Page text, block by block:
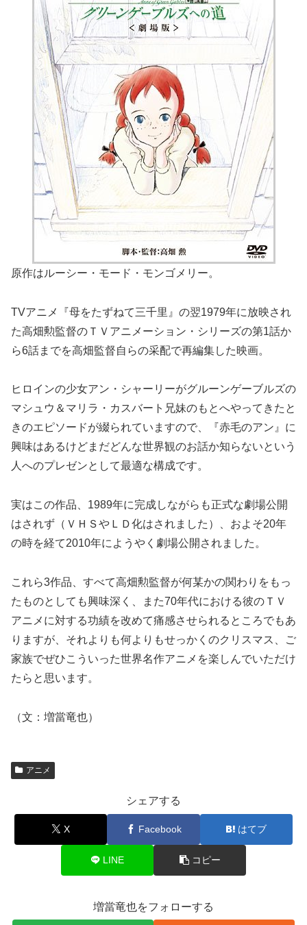
原作はルーシー・モード・モンゴメリー。
TVアニメ『母をたずねて三千里』の翌1979年に放映され
た高畑勲監督のＴＶアニメーション・シリーズの第1話か
ら6話までを高畑監督自らの采配で再編集した映画。
ヒロインの少女アン・シャーリーがグルーンゲーブルズの
マシュウ＆マリラ・カスバート兄妹のもとへやってきたと
きのエピソードが綴られていますので、『赤毛のアン』に
興味はあるけどまだどんな世界観のお話か知らないという
人へのプレゼンとして最適な構成です。
実はこの作品、1989年に完成しながらも正式な劇場公開
はされず（ＶＨＳやＬＤ化はされました）、およそ20年
の時を経て2010年にようやく劇場公開されました。
これら3作品、すべて高畑勲監督が何某かの関わりをもっ
たものとしても興味深く、また70年代における彼のＴＶ
アニメに対する功績を改めて痛感させられるところでもあ
りますが、それよりも何よりもせっかくのクリスマス、ご
家族でぜひこういった世界名作アニメを楽しんでいただけ
たらと思います。
（文：増當竜也）
アニメ
シェアする
X Facebook はてブ
LINE コピー
増當竜也をフォローする